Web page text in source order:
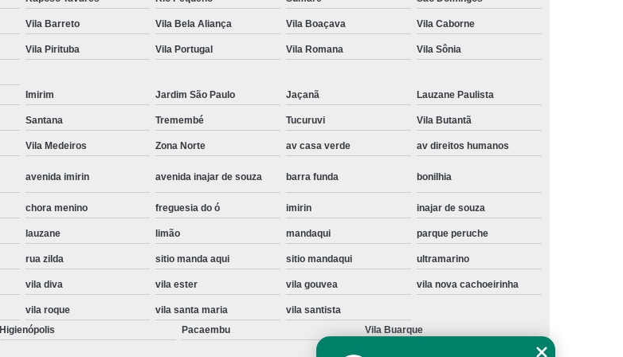
Instalação de Maquina de Lavar Roupa
Instalação de Maquina de Lavar Samsung
Instalação Eletrica Maquina de Lavar Roupa
Instalação Maquina de Lavar Roupa
Instalação para Maquina de Lavar Roupa
Instalar Maquina de Lavar Samsung
Instalar Maquina Lavar Roupa
Maquina de Lavar Roupa Instalação
Samsung Instalação Maquina de Lavar
Instalação de Lava e Seca
Instalação de Lava e Seca Samsung
Instalação de Maquina Lava e Seca
Instalação Lava e Seca
Instalação Lava e Seca Samsung
Instalação Lava Seca
Instalação Maquina Lava e Seca
Instalação Maquina Lava e Seca Samsung
Instalação Samsung Lava e Seca
Lava e Seca Instalação
Lava e Seca Samsung Instalação
Samsung Instalação Lava e Seca
Manutenção de Fogão
Manutenção de Fogão a Gas
Manutenção de Fogão Cooktop
Manutenção de Fogão Electrolux
Manutenção em Fogão
Vila Barreto Vila Bela Aliança Vila Boaçava Vila Caborne
Vila Pirituba Vila Portugal Vila Romana Vila Sônia
Imirim Jardim São Paulo Jaçanã Lauzane Paulista
Santana Tremembé Tucuruvi Vila Butantã
Vila Medeiros Zona Norte av casa verde av direitos humanos
avenida imirin avenida inajar de souza barra funda bonilhia
chora menino freguesia do ó imirin inajar de souza
lauzane limão mandaqui parque peruche
rua zilda sitio manda aqui sitio mandaqui ultramarino
vila diva vila ester vila gouvea vila nova cachoeirinha
vila roque vila santa maria
vila santista
Higienópolis Pacaembu
Vila Buarque